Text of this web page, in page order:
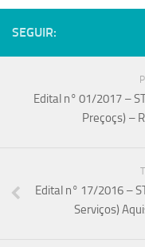
SEGUIR:
Edital n° 01/2017 –
Preçoçs) –
Edital n° 17/2016 –
Serviços)